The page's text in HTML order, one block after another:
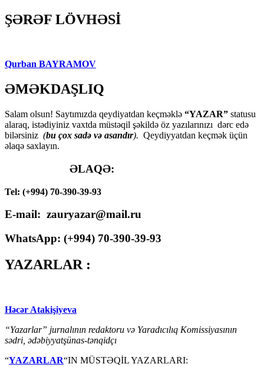
ŞƏRƏF LÖVHƏSİ
Qurban BAYRAMOV
ƏMƏKDAŞLIQ
Salam olsun! Saytımızda qeydiyatdan keçməklə “YAZAR” statusu
alaraq, istədiyiniz vaxtda müstəqil şəkildə öz yazılarınızı dərc edə
bilərsiniz (bu çox sadə və asandır). Qeydiyyatdan keçmək üçün
əlaqə saxlayın.
ƏLAQƏ:
Tel: (+994) 70-390-39-93
E-mail: zauryazar@mail.ru
WhatsApp: (+994) 70-390-39-93
YAZARLAR :
Həcər Atakişiyeva
“Yazarlar” jurnalının redaktoru və Yaradıcılıq Komissiyasının
sədri, ədəbiyyatşünas-tənqidçı
“YAZARLAR“IN MÜSTƏQİL YAZARLARI: